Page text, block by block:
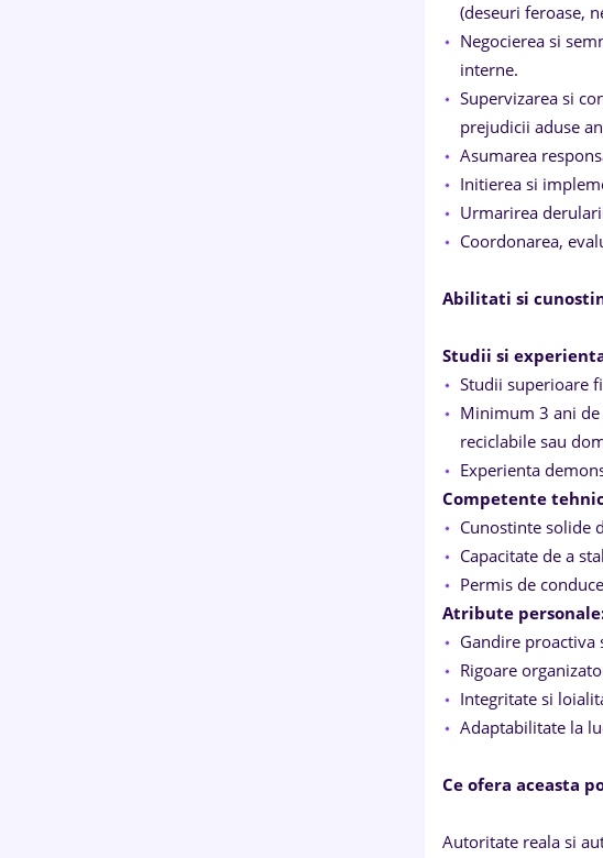
(deseuri feroase,
Negocierea si
interne.
Supervizarea si
prejudicii aduse
Asumarea
Initierea si
Urmarirea
Coordonarea,
Abilitati si
Studii si
Studii superioare
Minimum 3 ani
reciclabile sau
Experienta
Competente
Cunostinte solide
Capacitate de a
Permis de
Atribute
Gandire proactiva
Rigoare
Integritate si
Adaptabilitate la
Ce ofera aceasta
Autoritate reala si